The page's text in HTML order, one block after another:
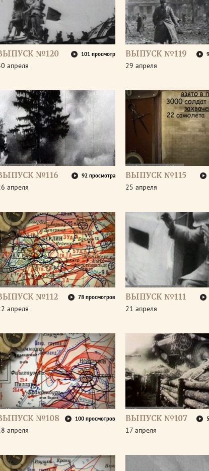
№120 101 просмотр
апреля
ВЫПУСК №119
29 апреля
№116 92 просмотра
апреля
ВЫПУСК №115
25 апреля
№112 78 просмотров
апреля
ВЫПУСК №111
21 апреля
№108 100 просмотров
апреля
ВЫПУСК №107
17 апреля